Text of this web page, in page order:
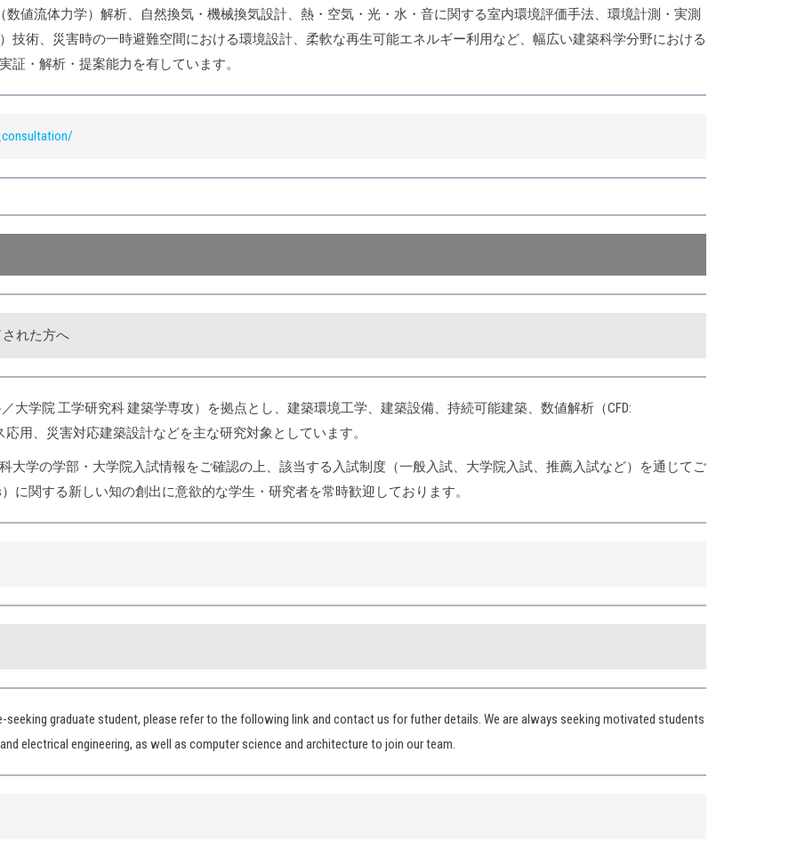
数値流体力学）解析、自然換気・機械換気設計、熱・空気・光・水・音に関する室内環境評価手法、環境計測・実測
）技術、災害時の一時避難空間における環境設計、柔軟な再生可能エネルギー利用など、幅広い建築科学分野における
・解析・提案能力を有しています。
された方へ
大学院 工学研究科 建築学専攻）を拠点とし、建築環境工学、建築設備、持続可能建築、数値解析（CFD:
応用、災害対応建築設計などを主な研究対象としています。
大学の学部・大学院入試情報をご確認の上、該当する入試制度（一般入試、大学院入試、推薦入試など）を通じてご
に関する新しい知の創出に意欲的な学生・研究者を常時歓迎しております。
seeking graduate student, please refer to the following link and contact us for futher details. We are always seeking motivated students
electrical engineering, as well as computer science and architecture to join our team.